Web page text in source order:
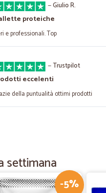
—Giulio R.
proteiche
e professionali. Top
—Trustpilot
eccelenti
della puntualità ottimi prodotti
—Ugo B.
settimana
-5%